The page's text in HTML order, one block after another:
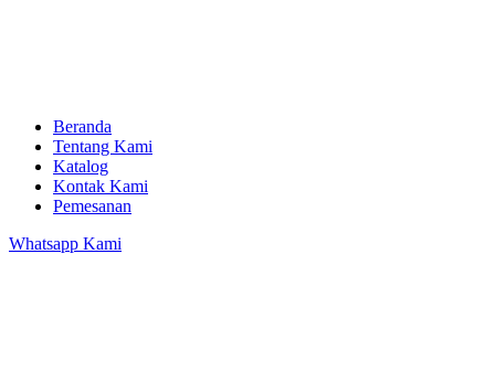
Beranda
Tentang Kami
Katalog
Kontak Kami
Pemesanan
Whatsapp Kami